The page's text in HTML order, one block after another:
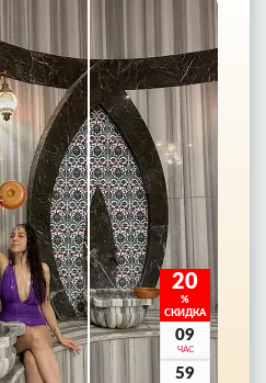
которые организует My
хлопот посетить
а также найти,
заняться в районе Сиде,
и Аланьи.
20
%
СКИДКА
09
ЧАС
59